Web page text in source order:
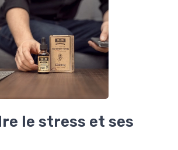
le stress et ses